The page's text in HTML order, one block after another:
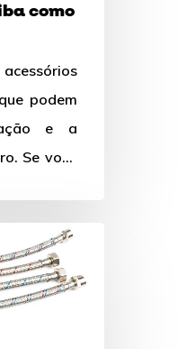
como
podem
e a
Se você